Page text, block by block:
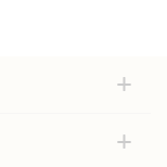
+
+